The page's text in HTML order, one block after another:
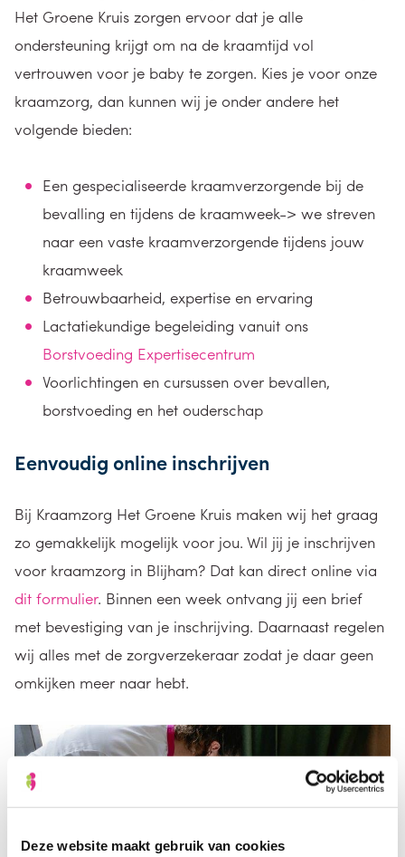
Deze website maakt gebruik van cookies
Het Groene Kruis zorgen ervoor dat je alle
ondersteuning krijgt om na de kraamtijd vol
vertrouwen voor je baby te zorgen. Kies je voor onze
kraamzorg, dan kunnen wij je onder andere het
volgende bieden:
Een gespecialiseerde kraamverzorgende bij de
bevalling en tijdens de kraamweek-> we streven
naar een vaste kraamverzorgende tijdens jouw
kraamweek
Betrouwbaarheid, expertise en ervaring
Lactatiekundige begeleiding vanuit ons
Borstvoeding Expertisecentrum
Voorlichtingen en cursussen over bevallen,
borstvoeding en het ouderschap
Eenvoudig online inschrijven
Bij Kraamzorg Het Groene Kruis maken wij het graag
zo gemakkelijk mogelijk voor jou. Wil jij je inschrijven
voor kraamzorg in Blijham? Dat kan direct online via
dit formulier. Binnen een week ontvang jij een brief
met bevestiging van je inschrijving. Daarnaast regelen
wij alles met de zorgverzekeraar zodat je daar geen
omkijken meer naar hebt.